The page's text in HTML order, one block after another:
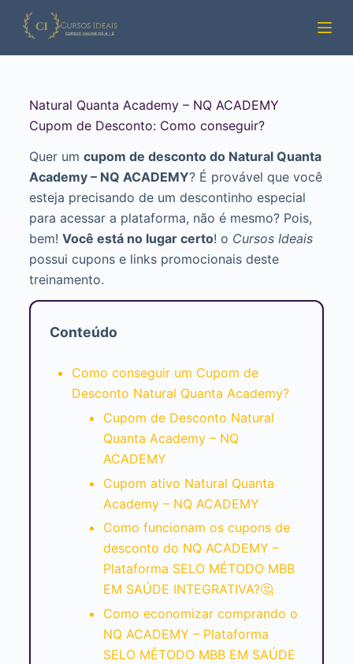
Pular
para
Natural Quanta Academy – NQ ACADEMY
Cupom de Desconto: Como conseguir?
Quer um cupom de desconto do Natural Quanta
Academy – NQ ACADEMY? É provável que você
esteja precisando de um descontinho especial
para acessar a plataforma, não é mesmo? Pois,
bem! Você está no lugar certo! o Cursos Ideais
possui cupons e links promocionais deste
treinamento.
Conteúdo
Como conseguir um Cupom de
Desconto Natural Quanta Academy?
Cupom de Desconto Natural
Quanta Academy – NQ
ACADEMY
Cupom ativo Natural Quanta
Academy – NQ ACADEMY
Como funcionam os cupons de
desconto do NQ ACADEMY –
Plataforma SELO MÉTODO MBB
EM SAÚDE INTEGRATIVA?🤔
Como economizar comprando o
NQ ACADEMY – Plataforma
SELO MÉTODO MBB EM SAÚDE